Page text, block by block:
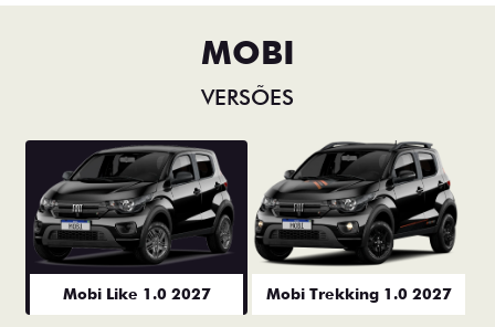
MOBI
VERSÕES
Mobi Like 1.0 2027 Mobi Trekking 1.0 2027